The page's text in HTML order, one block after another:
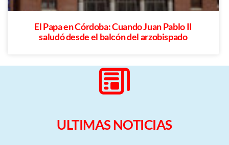
El Papa en Córdoba: Cuando Juan Pablo II
saludó desde el balcón del arzobispado
ULTIMAS NOTICIAS